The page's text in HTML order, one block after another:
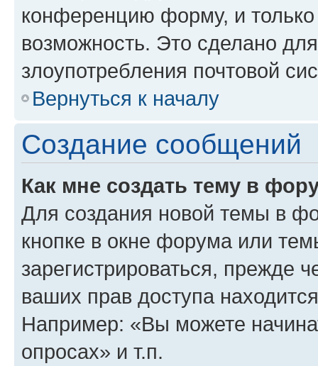
конференцию форму, и
возможность. Это сделано
злоупотребления почтовой
Вернуться к началу
Создание сообщений
Как мне создать тему в
Для создания новой темы в
кнопке в окне форума или
зарегистрироваться, прежде
ваших прав доступа
Например: «Вы можете
опросах» и т.п.